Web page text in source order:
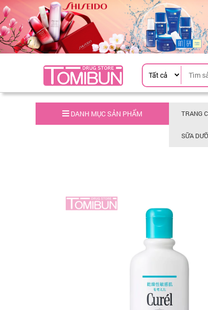
DANH MỤC SẢN PHẨM TRANG
SỮA